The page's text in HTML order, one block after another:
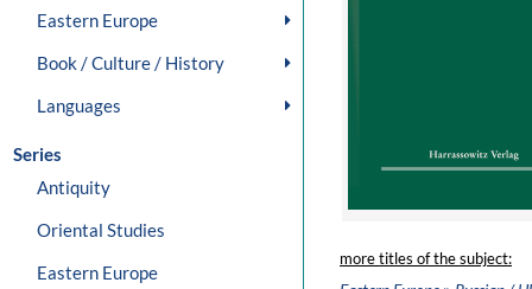
Eastern Europe
Book / Culture / History
Languages
Series
Antiquity
Oriental Studies
Eastern Europe
more titles of the subject: